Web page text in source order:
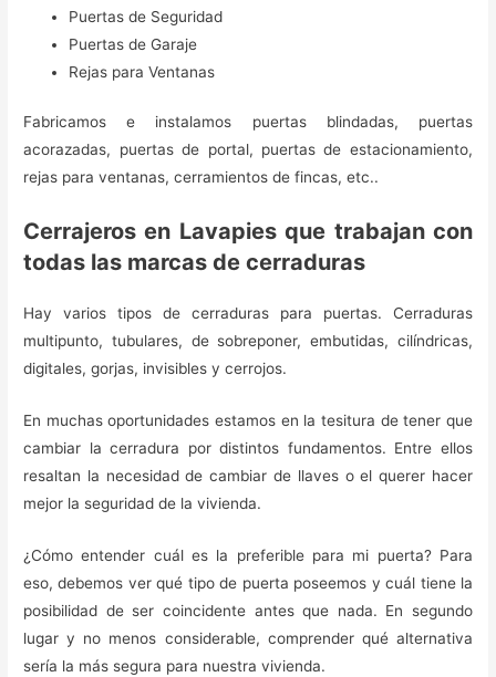
Puertas de Seguridad
Puertas de Garaje
Rejas para Ventanas
Fabricamos e instalamos puertas blindadas, puertas
acorazadas, puertas de portal, puertas de estacionamiento,
rejas para ventanas, cerramientos de fincas, etc..
Cerrajeros en Lavapies que trabajan con
todas las marcas de cerraduras
Hay varios tipos de cerraduras para puertas. Cerraduras
multipunto, tubulares, de sobreponer, embutidas, cilíndricas,
digitales, gorjas, invisibles y cerrojos.
En muchas oportunidades estamos en la tesitura de tener que
cambiar la cerradura por distintos fundamentos. Entre ellos
resaltan la necesidad de cambiar de llaves o el querer hacer
mejor la seguridad de la vivienda.
¿Cómo entender cuál es la preferible para mi puerta? Para
eso, debemos ver qué tipo de puerta poseemos y cuál tiene la
posibilidad de ser coincidente antes que nada. En segundo
lugar y no menos considerable, comprender qué alternativa
sería la más segura para nuestra vivienda.